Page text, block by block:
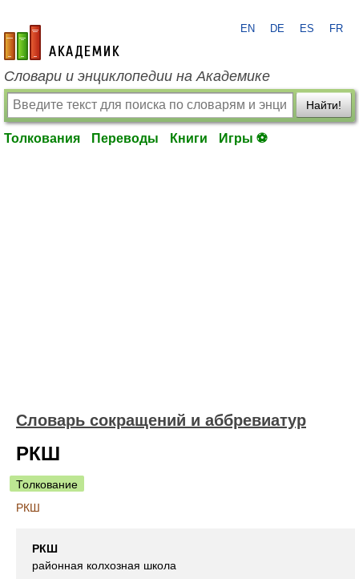
academic.ru
EN DE ES FR
Словари и энциклопедии на Академике
Найти!
Толкования Переводы Книги Игры ⚽
Словарь сокращений и аббревиатур
РКШ
Толкование
РКШ
РКШ
районная колхозная школа